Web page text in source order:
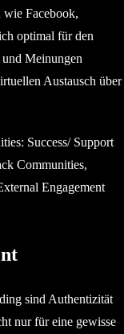
Facebook,
optimal für den
Meinungen
Austausch über
Success/ Support
Communities,
Engagement
sind Authentizität
nur für eine gewisse